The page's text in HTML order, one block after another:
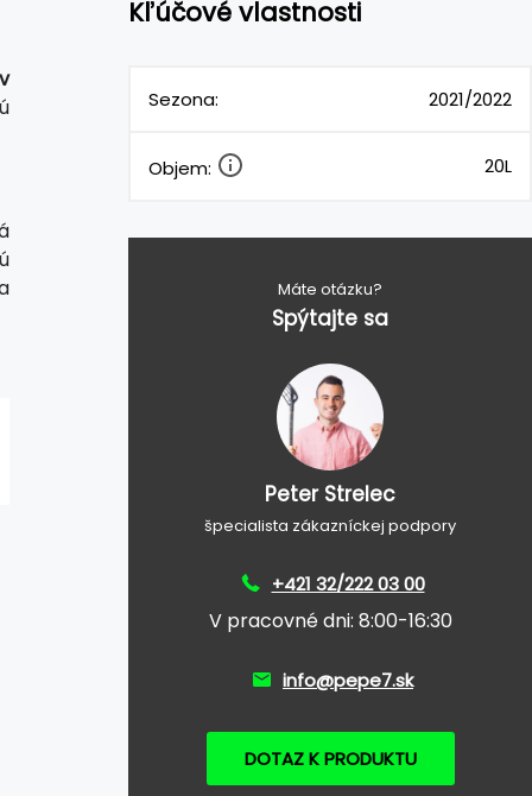
Kľúčové vlastnosti
Sezona: 2021/2022
Objem: 20L
Máte otázku?
Spýtajte sa
Peter Strelec
špecialista zákazníckej podpory
+421 32/222 03 00
V pracovné dni: 8:00-16:30
info@pepe7.sk
DOTAZ K PRODUKTU